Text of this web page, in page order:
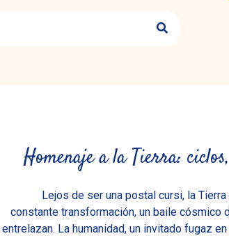
Homenaje a la Tierra:
Lejos de ser una postal cursi, la
constante transformación, un baile cósmico
entrelazan. La humanidad, un invitado fugaz